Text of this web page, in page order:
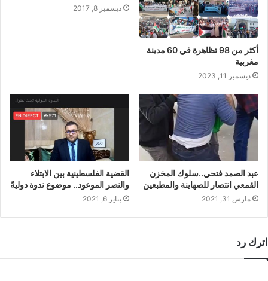
أكثر من 98 تظاهرة في 60 مدينة
مغربية
ديسمبر 11, 2023
ديسمبر 8, 2017
عبد الصمد فتحي..سلوك المخزن
القمعي انتصار للصهاينة والمطبعين
مارس 31, 2021
القضية الفلسطينية بين الابتلاء
والنصر الموعود.. موضوع ندوة دوليةً
يناير 6, 2021
اترك رد